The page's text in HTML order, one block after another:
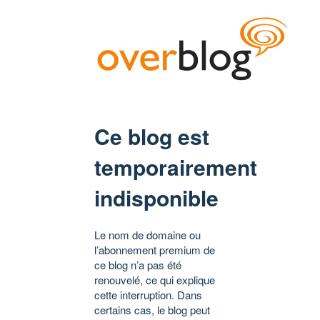
Ce blog est
temporairement
indisponible
Le nom de domaine ou
l’abonnement premium de
ce blog n’a pas été
renouvelé, ce qui explique
cette interruption. Dans
certains cas, le blog peut